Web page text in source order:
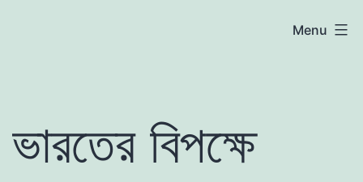
Menu
ভারতের বিপক্ষে